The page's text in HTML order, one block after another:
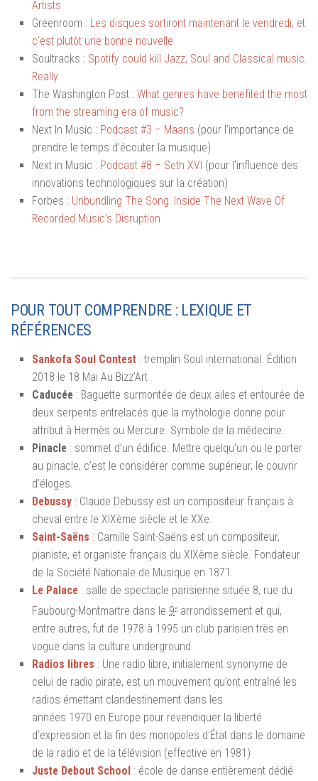
Artists
Greenroom : Les disques sortiront maintenant le vendredi, et
c’est plutôt une bonne nouvelle
Soultracks : Spotify could kill Jazz, Soul and Classical music.
Really.
The Washington Post : What genres have benefited the most
from the streaming era of music?
Next In Music : Podcast #3 – Maans (pour l’importance de
prendre le temps d’écouter la musique)
Next in Music : Podcast #8 – Seth XVI (pour l’influence des
innovations technologiques sur la création)
Forbes : Unbundling The Song: Inside The Next Wave Of
Recorded Music’s Disruption
POUR TOUT COMPRENDRE : LEXIQUE ET
RÉFÉRENCES
Sankofa Soul Contest : tremplin Soul international. Édition
2018 le 18 Mai Au Bizz’Art
Caducée : Baguette surmontée de deux ailes et entourée de
deux serpents entrelacés que la mythologie donne pour
attribut à Hermès ou Mercure. Symbole de la médecine.
Pinacle : sommet d’un édifice. Mettre quelqu’un ou le porter
au pinacle, c’est le considérer comme supérieur, le couvrir
d’éloges.
Debussy : Claude Debussy est un compositeur français à
cheval entre le XIXème siècle et le XXe.
Saint-Saëns : Camille Saint-Saëns est un compositeur,
pianiste, et organiste français du XIXème siècle. Fondateur
de la Société Nationale de Musique en 1871.
Le Palace : salle de spectacle parisienne située 8, rue du
Faubourg-Montmartre dans le 9e arrondissement et qui,
entre autres, fut de 1978 à 1995 un club parisien très en
vogue dans la culture underground.
Radios libres : Une radio libre, initialement synonyme de
celui de radio pirate, est un mouvement qu’ont entraîné les
radios émettant clandestinement dans les
années 1970 en Europe pour revendiquer la liberté
d’expression et la fin des monopoles d’État dans le domaine
de la radio et de la télévision (effective en 1981)
Juste Debout School : école de danse entièrement dédié